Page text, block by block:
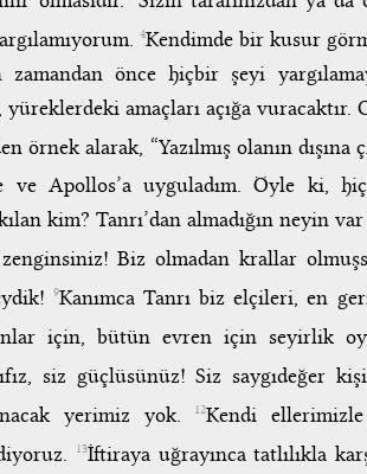
4Kendimde bir kusur
zamandan önce hiçbir şeyi
yüreklerdeki amaçları açığa
örnek alarak, “Yazılmış olanın
ve Apollos’a uyguladım. Öyle ki,
kim? Tanrı’dan almadığın neyin
Biz olmadan krallar
9Kanımca Tanrı biz elçileri, en
için, bütün evren için seyirlik
siz güçlüsünüz! Siz saygıdeğer
yerimiz yok.
12Kendi
13İftiraya uğrayınca tatlılıkla